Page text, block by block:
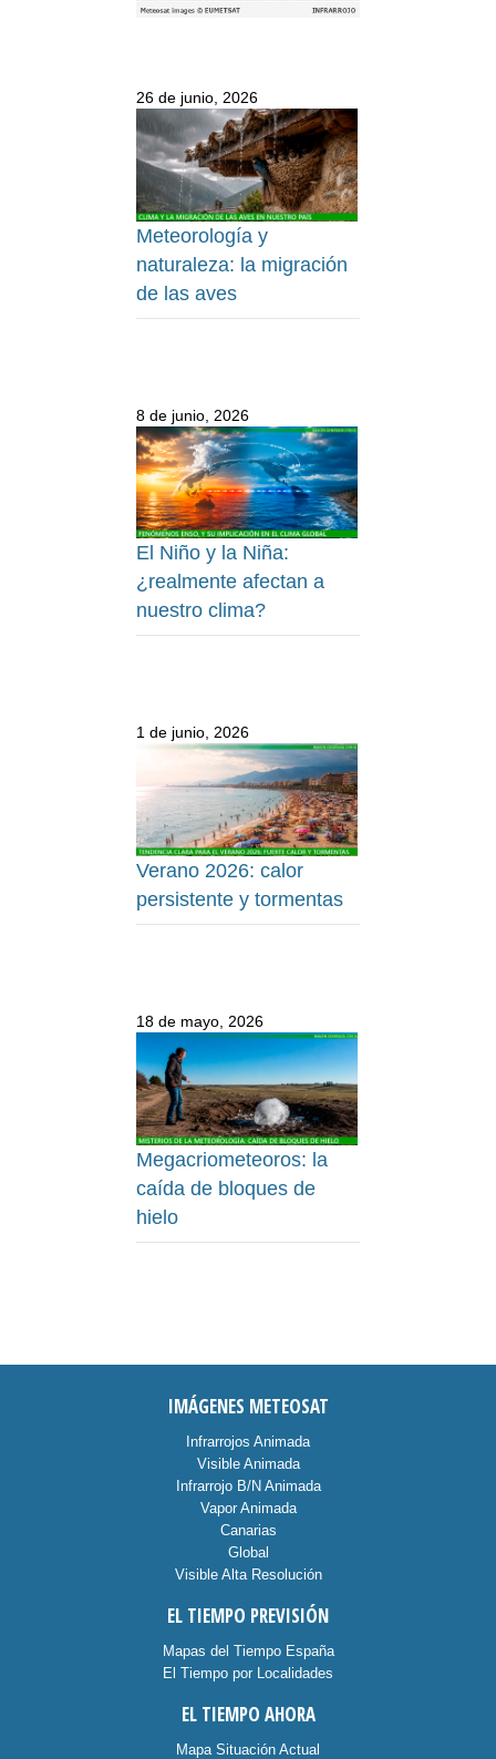
26 de junio, 2026
Meteorología y
naturaleza: la migración
de las aves
8 de junio, 2026
El Niño y la Niña:
¿realmente afectan a
nuestro clima?
1 de junio, 2026
Verano 2026: calor
persistente y tormentas
18 de mayo, 2026
Megacriometeoros: la
caída de bloques de
hielo
IMÁGENES METEOSAT
Infrarrojos Animada
Visible Animada
Infrarrojo B/N Animada
Vapor Animada
Canarias
Global
Visible Alta Resolución
EL TIEMPO PREVISIÓN
Mapas del Tiempo España
El Tiempo por Localidades
EL TIEMPO AHORA
Mapa Situación Actual